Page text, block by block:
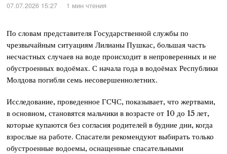
07.07.2026 15:27
1 мин чтения
По словам представителя Государственной службы по
чрезвычайным ситуациям Лилианы Пушкас, большая часть
несчастных случаев на воде происходит в непроверенных и не
обустроенных водоёмах. С начала года в водоёмах Республики
Молдова погибли семь несовершеннолетних.
Исследование, проведенное ГСЧС, показывает, что жертвами,
в основном, становятся мальчики в возрасте от 10 до 15 лет,
которые купаются без согласия родителей в будние дни, когда
взрослые на работе. Спасатели рекомендуют выбирать только
обустроенные водоемы, оснащенные спасательными